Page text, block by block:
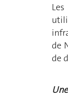
de
de